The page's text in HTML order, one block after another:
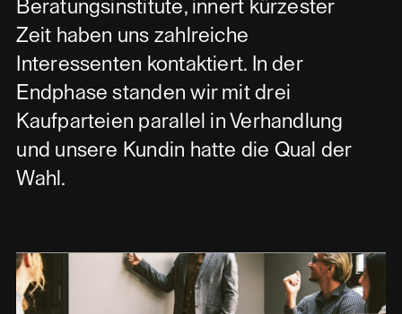
Beratungsinstitute, innert kürzester
Zeit haben uns zahlreiche
Interessenten kontaktiert. In der
Endphase standen wir mit drei
Kaufparteien parallel in Verhandlung
und unsere Kundin hatte die Qual der
Wahl.